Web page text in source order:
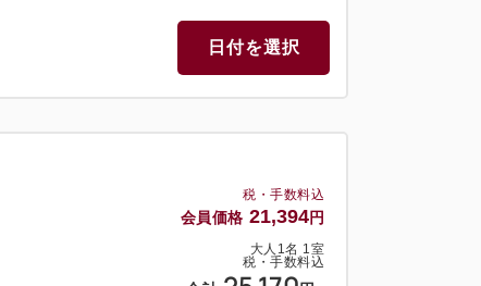
日付を選択
税・手数料込
会員価格 21,394円
大人 1名 1室
税・手数料込